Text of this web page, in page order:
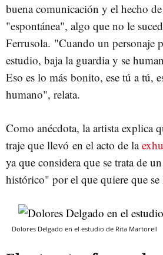
buena comunicación y el hecho
"espontánea", algo que no le
Ferrusola. "Cuando un personaje
estudio, baja la guardia y se
Eso es lo más bonito, ese tú a tú,
humano", relata.
Como anécdota, la artista explica
traje que llevó en el acto de la
ya que considera que se trata de
histórico" por el que quiere que se
Dolores Delgado en el estudio de Rita Martorell